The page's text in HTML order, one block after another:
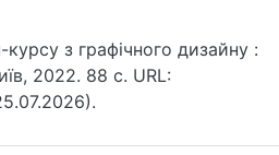
з графічного дизайну :
2022. 88 с. URL: